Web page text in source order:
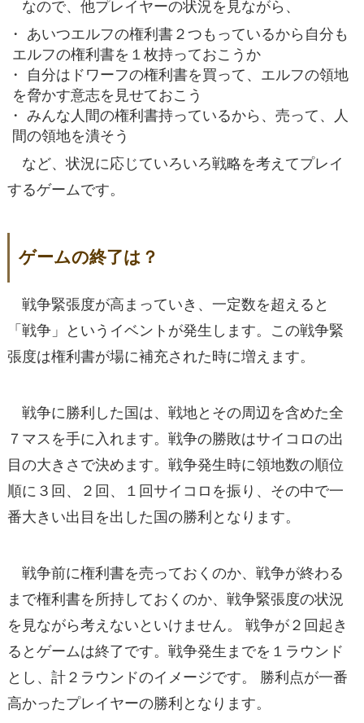
なので、他プレイヤーの状況を見ながら、
あいつエルフの権利書２つもっているから自分も
エルフの権利書を１枚持っておこうか
自分はドワーフの権利書を買って、エルフの領地
を脅かす意志を見せておこう
みんな人間の権利書持っているから、売って、人
間の領地を潰そう
など、状況に応じていろいろ戦略を考えてプレイ
するゲームです。
ゲームの終了は？
戦争緊張度が高まっていき、一定数を超えると
「戦争」というイベントが発生します。この戦争緊
張度は権利書が場に補充された時に増えます。
戦争に勝利した国は、戦地とその周辺を含めた全
７マスを手に入れます。戦争の勝敗はサイコロの出
目の大きさで決めます。戦争発生時に領地数の順位
順に３回、２回、１回サイコロを振り、その中で一
番大きい出目を出した国の勝利となります。
戦争前に権利書を売っておくのか、戦争が終わる
まで権利書を所持しておくのか、戦争緊張度の状況
を見ながら考えないといけません。 戦争が２回起き
るとゲームは終了です。戦争発生までを１ラウンド
とし、計２ラウンドのイメージです。 勝利点が一番
高かったプレイヤーの勝利となります。